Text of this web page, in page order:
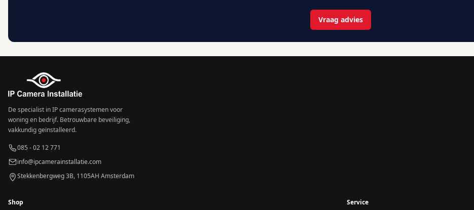
Vraag advies
De specialist in IP camerasystemen voor
woning en bedrijf. Betrouwbare beveiliging,
vakkundig geïnstalleerd.
085 - 02 12 771
info@ipcamerainstallatie.com
Stekkenbergweg 3B, 1105AH Amsterdam
Shop Service